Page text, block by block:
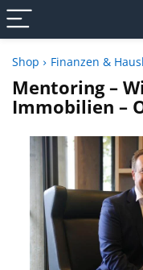
Shop Finanzen &
Mentoring –
Immobilien –